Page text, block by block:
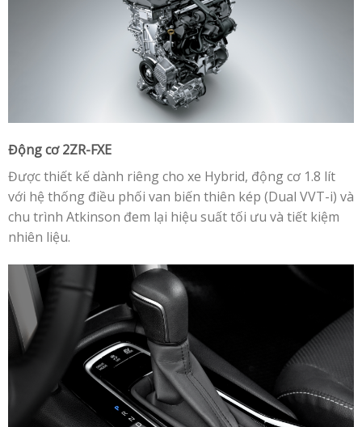
Động cơ 2ZR-FXE
Được thiết kế dành riêng cho xe Hybrid, động cơ 1.8 lít
với hệ thống điều phối van biến thiên kép (Dual VVT-i) và
chu trình Atkinson đem lại hiệu suất tối ưu và tiết kiệm
nhiên liệu.